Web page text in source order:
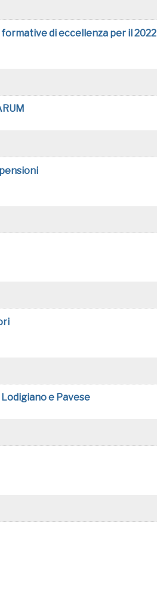
di eccellenza per il 2022
e Pavese